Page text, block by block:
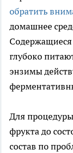
обратить
домашнее
глубоко
энзимы
Для
фрукта до
состав по